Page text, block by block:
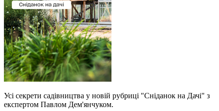
Усі секрети садівництва у новій рубриці "Сніданок на Дачі" з
експертом Павлом Дем'янчуком.